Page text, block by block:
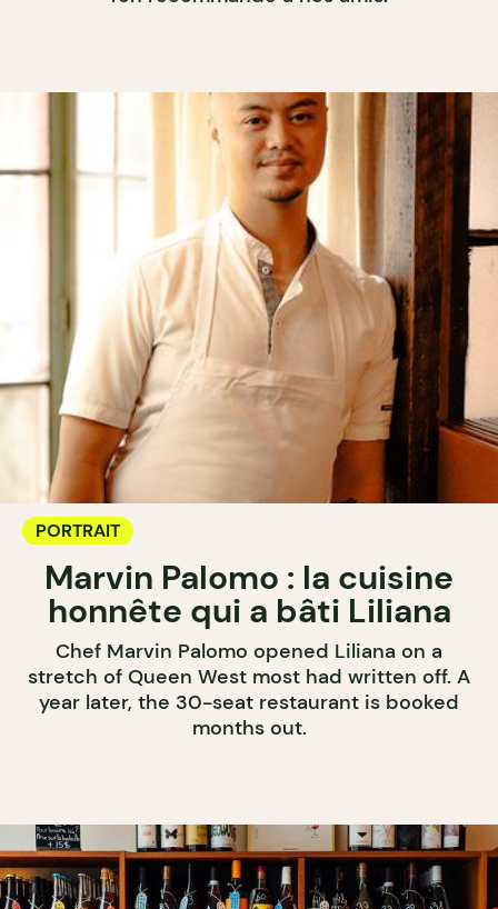
PORTRAIT
Marvin Palomo : la cuisine
honnête qui a bâti Liliana
Chef Marvin Palomo opened Liliana on a
stretch of Queen West most had written off. A
year later, the 30-seat restaurant is booked
months out.